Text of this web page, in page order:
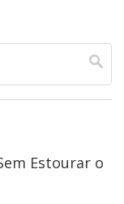
Estourar o